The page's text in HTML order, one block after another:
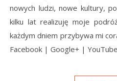
nowych ludzi, nowe kultury,
kilku lat realizuję moje
każdym dniem przybywa mi
Facebook | Google+ | YouTube